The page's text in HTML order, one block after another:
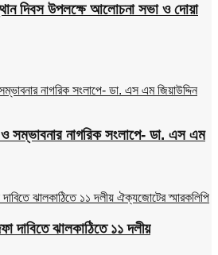
দিবস উপলক্ষে আলোচনা সভা ও দোয়া
সম্ভাবনার নাগরিক সংলাপে- ডা. এস এম
দাবিতে ঝালকাঠিতে ১১ দলীয়